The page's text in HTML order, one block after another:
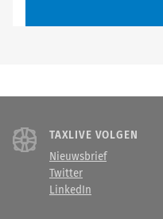
TAXLIVE VOLGEN
Nieuwsbrief
Twitter
LinkedIn